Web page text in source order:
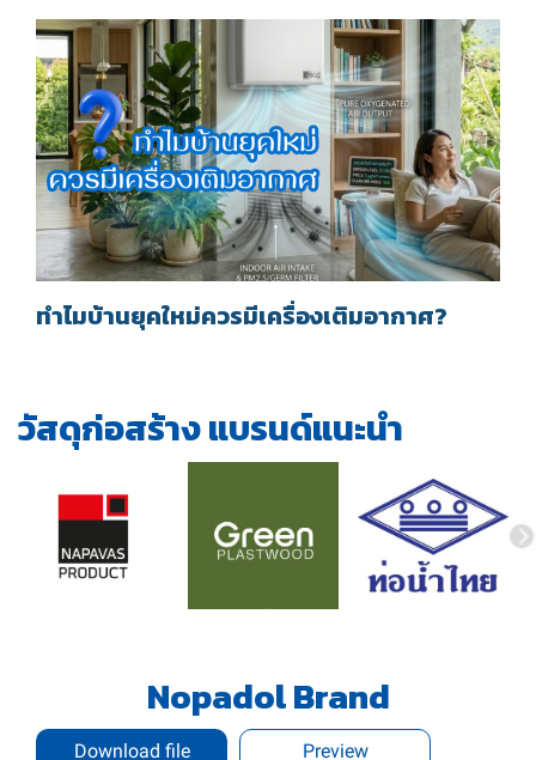
ทำไมบ้านยุคใหม่ควรมีเครื่องเติมอากาศ?
วัสดุก่อสร้าง แบรนด์แนะนำ
Nopadol Brand
Download file Preview